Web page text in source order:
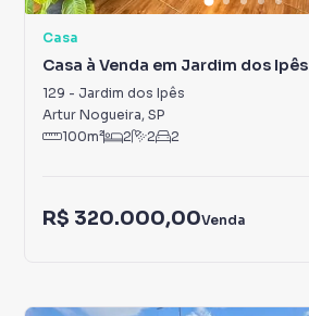
Casa
Casa à Venda em Jardim dos Ipês
129 - Jardim dos Ipês
Artur Nogueira, SP
100m² 2 2 2
R$ 320.000,00Venda